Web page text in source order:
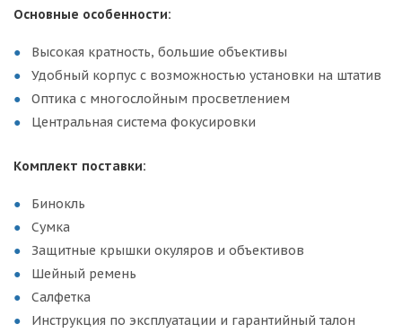
Основные особенности:
Высокая кратность, большие объективы
Удобный корпус с возможностью установки на штатив
Оптика с многослойным просветлением
Центральная система фокусировки
Комплект поставки:
Бинокль
Сумка
Защитные крышки окуляров и объективов
Шейный ремень
Салфетка
Инструкция по эксплуатации и гарантийный талон